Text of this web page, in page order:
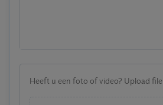
Heeft u een foto of video? Upload file